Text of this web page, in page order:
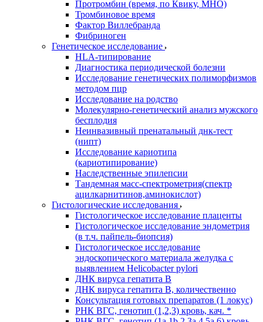
Протромбин (время, по Квику, МНО)
Тромбиновое время
Фактор Виллебранда
Фибриноген
Генетическое исследование
HLA-типирование
Диагностика периодической болезни
Исследование генетических полиморфизмов
методом пцр
Исследование на родство
Молекулярно-генетический анализ мужского
бесплодия
Неинвазивный пренатальный днк-тест
(нипт)
Исследование кариотипа
(кариотипирование)
Наследственные эпилепсии
Тандемная масс-спектрометрия(спектр
ацилкарнитинов,аминокислот)
Гистологические исследования
Гистологическое исследование плаценты
Гистологическое исследование эндометрия
(в т.ч. пайпель-биопсия)
Гистологическое исследование
эндоскопического материала желудка с
выявлением Helicobacter pylori
ДНК вируса гепатита B
ДНК вируса гепатита B, количественно
Консультация готовых препаратов (1 локус)
РНК ВГC, генотип (1,2,3) кровь, кач. *